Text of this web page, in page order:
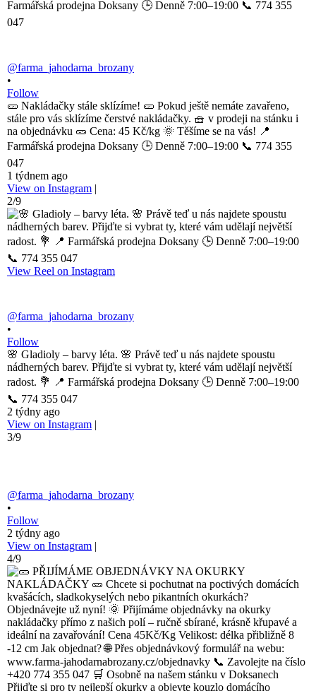
@farma_jahodarna_brozany
•
Follow
🥒 Nakládačky stále sklízíme! 🥒 Pokud ještě nemáte zavařeno,
stále pro vás sklízíme čerstvé nakládačky. 🧺 v prodeji na stánku i
na objednávku 🥒 Cena: 45 Kč/kg 🌞 Těšíme se na vás! 📍
Farmářská prodejna Doksany 🕒 Denně 7:00–19:00 📞 774 355
047
1 týdnem ago
View on Instagram |
2/9
View Reel on Instagram
@farma_jahodarna_brozany
•
Follow
🌸 Gladioly – barvy léta. 🌸 Právě teď u nás najdete spoustu
nádherných barev. Přijďte si vybrat ty, které vám udělají největší
radost. 💐 📍 Farmářská prodejna Doksany 🕒 Denně 7:00–19:00
📞 774 355 047
2 týdny ago
View on Instagram |
3/9
@farma_jahodarna_brozany
•
Follow
2 týdny ago
View on Instagram |
4/9